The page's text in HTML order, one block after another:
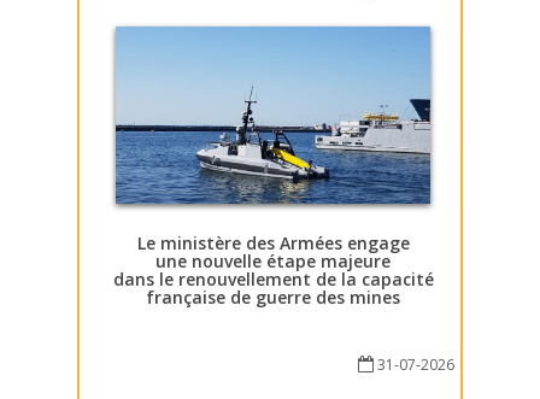
Le ministère des Armées engage
une nouvelle étape majeure
dans le renouvellement de la capacité
française de guerre des mines
31-07-2026